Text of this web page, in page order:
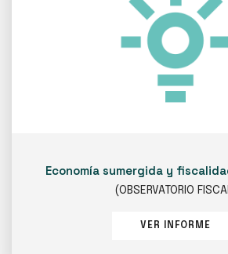
Economía sumergida y
(OBSERVATORIO
VER INFORME